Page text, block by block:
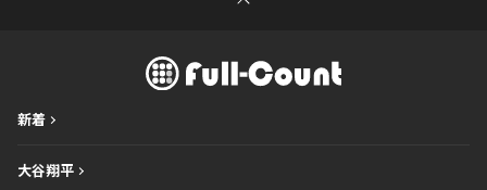
新着
大谷翔平